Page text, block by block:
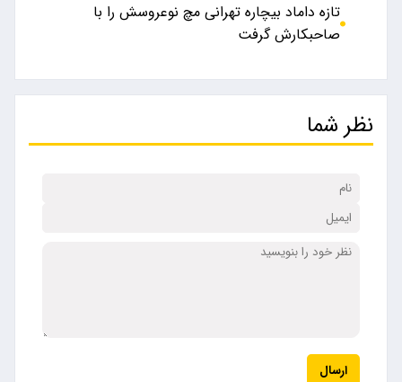
تازه داماد بیچاره تهرانی مچ نوعروسش را با
صاحبکارش گرفت
نظر شما
ارسال